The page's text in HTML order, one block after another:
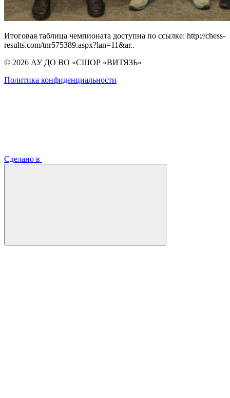
Итоговая таблица чемпионата доступна по ссылке: http://chess-
results.com/tnr575389.aspx?lan=11&ar..
© 2026 АУ ДО ВО «СШОР «ВИТЯЗЬ»
Политика конфиденциальности
Сделано в